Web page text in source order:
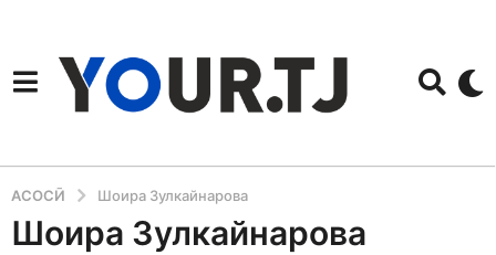
АСОСӢ Шоира Зулкайнарова
Шоира Зулкайнарова